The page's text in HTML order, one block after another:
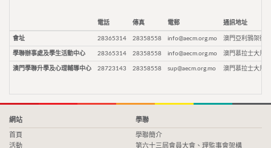
電話 傳真 電郵 通訊地址
會址 28365314 28358558 info@aecm.org.mo 澳門亞利鴉架街9
學聯辦事處及學生活動中心 28365314 28358558 info@aecm.org.mo 澳門慕拉士大馬
澳門學聯升學及心理輔導中心 28723143 28358558 sup@aecm.org.mo 澳門慕拉士大馬
網站
首頁
活動
學聯
學聯簡介
第六十三屆會員大會、理監事會架構